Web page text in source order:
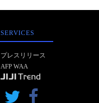
SERVICES
プレスリリース
AFP WAA